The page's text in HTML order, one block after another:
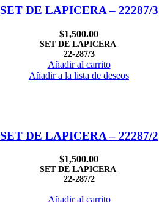
SET DE LAPICERA – 22287/3
$1,500.00
SET DE LAPICERA
22-287/3
Añadir al carrito
Añadir a la lista de deseos
SET DE LAPICERA – 22287/2
$1,500.00
SET DE LAPICERA
22-287/2
Añadir al carrito